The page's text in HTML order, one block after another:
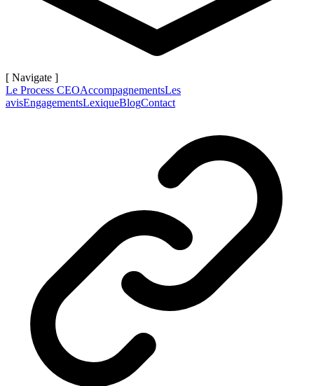
[ Navigate ]
Le Process CEOAccompagnementsLes
avisEngagementsLexiqueBlogContact